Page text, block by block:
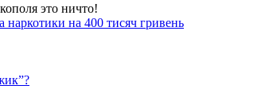
это ничто!
наркотики на 400 тисяч гривень